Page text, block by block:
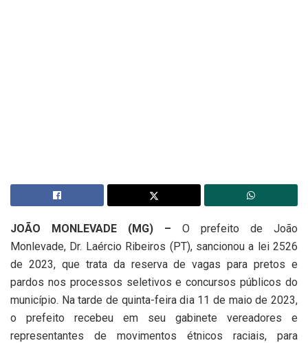
JOÃO MONLEVADE (MG) – O prefeito de João
Monlevade, Dr. Laércio Ribeiros (PT), sancionou a lei 2526
de 2023, que trata da reserva de vagas para pretos e
pardos nos processos seletivos e concursos públicos do
município. Na tarde de quinta-feira dia 11 de maio de 2023,
o prefeito recebeu em seu gabinete vereadores e
representantes de movimentos étnicos raciais, para